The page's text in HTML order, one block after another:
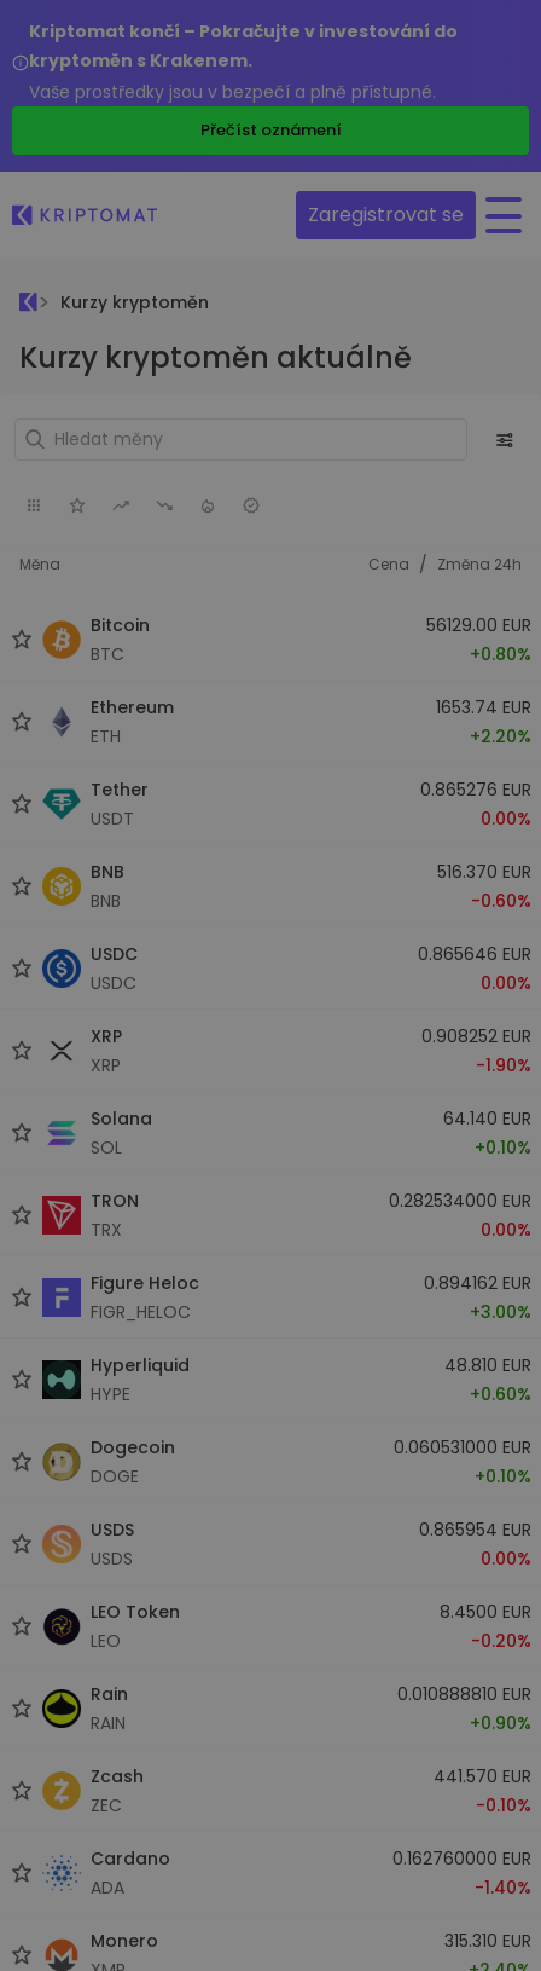
Kriptomat končí – Pokračujte v investování do
kryptoměn s Krakenem.
Vaše prostředky jsou v bezpečí a plně přístupné.
Přečíst oznámení
Zaregistrovat se
Kurzy kryptoměn
Kurzy kryptoměn aktuálně
Měna Cena / Změna 24h
Bitcoin
BTC
56129.00 EUR
+0.80%
Ethereum
ETH
1653.74 EUR
+2.20%
Tether
USDT
0.865276 EUR
0.00%
BNB
BNB
516.370 EUR
-0.60%
USDC
USDC
0.865646 EUR
0.00%
XRP
XRP
0.908252 EUR
-1.90%
Solana
SOL
64.140 EUR
+0.10%
TRON
TRX
0.282534000 EUR
0.00%
Figure Heloc
FIGR_HELOC
0.894162 EUR
+3.00%
Hyperliquid
HYPE
48.810 EUR
+0.60%
Dogecoin
DOGE
0.060531000 EUR
+0.10%
USDS
USDS
0.865954 EUR
0.00%
LEO Token
LEO
8.4500 EUR
-0.20%
Rain
RAIN
0.010888810 EUR
+0.90%
Zcash
ZEC
441.570 EUR
-0.10%
Cardano
ADA
0.162760000 EUR
-1.40%
Monero
315.310 EUR